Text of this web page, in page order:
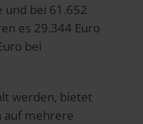
und bei 61.652
es 29.344 Euro
bei
werden, bietet
auf mehrere